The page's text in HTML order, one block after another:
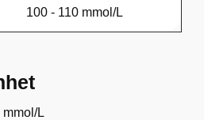
100 - 110 mmol/L
L